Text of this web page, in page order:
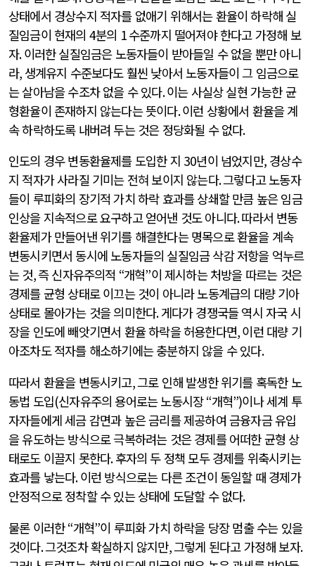
상태에서 경상수지 적자를 없애기 위해서는 환율이 하락해 실
질임금이 현재의 4분의 1수준까지 떨어져야 한다고 가정해 보
자.이러한 실질임금은 노동자들이 받아들일 수 없을 뿐만 아니
라, 생계유지 수준보다도 훨씬 낮아서 노동자들이 그 임금으로
는 살아남을 수조차 없을 수 있다.이는 사실상 실현 가능한 균
형환율이 존재하지 않는다는 뜻이다.이런 상황에서 환율을 계
속 하락하도록 내버려 두는 것은 정당화될 수 없다.
인도의 경우 변동환율제를 도입한 지 30년이 넘었지만, 경상수
지 적자가 사라질 기미는 전혀 보이지 않는다.그렇다고 노동자
들이 루피화의 장기적 가치 하락 효과를 상쇄할 만큼 높은 임금
인상을 지속적으로 요구하고 얻어낸 것도 아니다.따라서 변동
환율제가 만들어낸 위기를 해결한다는 명목으로 환율을 계속
변동시키면서 동시에 노동자들의 실질임금 삭감 저항을 억누르
는 것,즉 신자유주의적 “개혁”이 제시하는 처방을 따르는 것은
경제를 균형 상태로 이끄는 것이 아니라 노동계급의 대량 기아
상태로 몰아가는 것을 의미한다.게다가 경쟁국들 역시 자국 시
장을 인도에 빼앗기면서 환율 하락을 허용한다면,이런 대량 기
아조차도 적자를 해소하기에는 충분하지 않을 수 있다.
따라서 환율을 변동시키고,그로 인해 발생한 위기를 혹독한 노
동법 도입(신자유주의 용어로는 노동시장“개혁”)이나 세계 투
자자들에게 세금 감면과 높은 금리를 제공하여 금융자금 유입
을 유도하는 방식으로 극복하려는 것은 경제를 어떠한 균형 상
태로도 이끌지 못한다.후자의 두 정책 모두 경제를 위축시키는
효과를 낳는다.이런 방식으로는 다른 조건이 동일할 때 경제가
안정적으로 정착할 수 있는 상태에 도달할 수 없다.
물론 이러한“개혁”이 루피화 가치 하락을 당장 멈출 수는 있을
것이다.그것조차 확실하지 않지만,그렇게 된다고 가정해 보자.